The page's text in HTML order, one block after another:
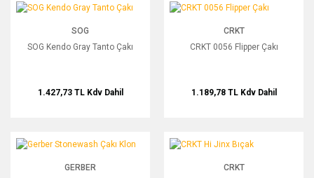
SOG Kendo Gray Tanto Çakı
SOG
SOG Kendo Gray Tanto Çakı
1.427,73 TL Kdv Dahil
CRKT 0056 Flipper Çakı
CRKT
CRKT 0056 Flipper Çakı
1.189,78 TL Kdv Dahil
Gerber Stonewash Çakı Klon
GERBER
CRKT Hi Jinx Bıçak
CRKT